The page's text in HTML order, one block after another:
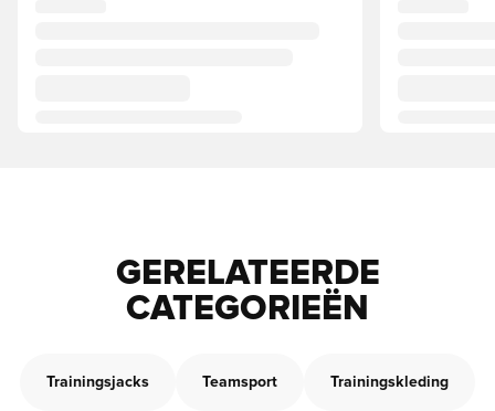
GERELATEERDE
CATEGORIEËN
Trainingsjacks Teamsport Trainingskleding